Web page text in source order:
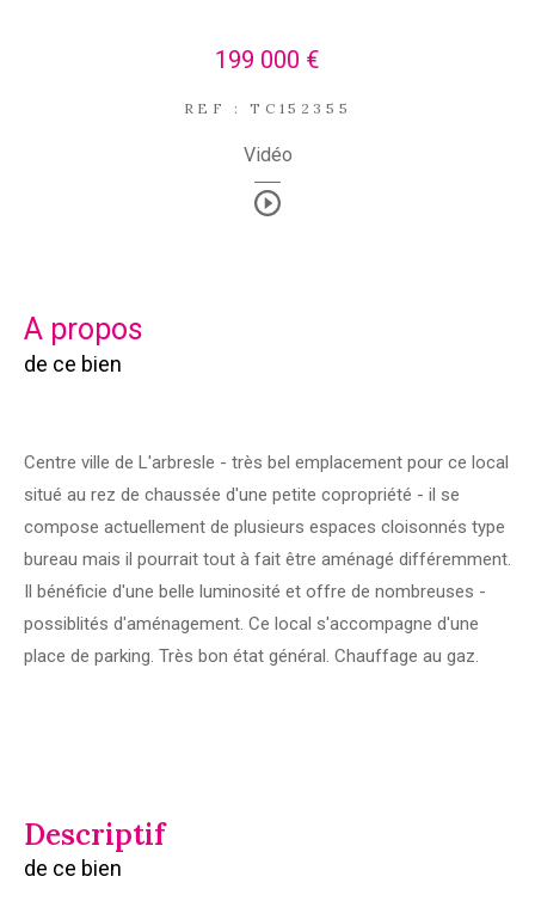
199 000 €
REF : TC152355
Vidéo
a propos
de ce bien
Centre ville de L'arbresle - très bel emplacement pour ce local
situé au rez de chaussée d'une petite copropriété - il se
compose actuellement de plusieurs espaces cloisonnés type
bureau mais il pourrait tout à fait être aménagé différemment.
Il bénéficie d'une belle luminosité et offre de nombreuses -
possiblités d'aménagement. Ce local s'accompagne d'une
place de parking. Très bon état général. Chauffage au gaz.
descriptif
de ce bien